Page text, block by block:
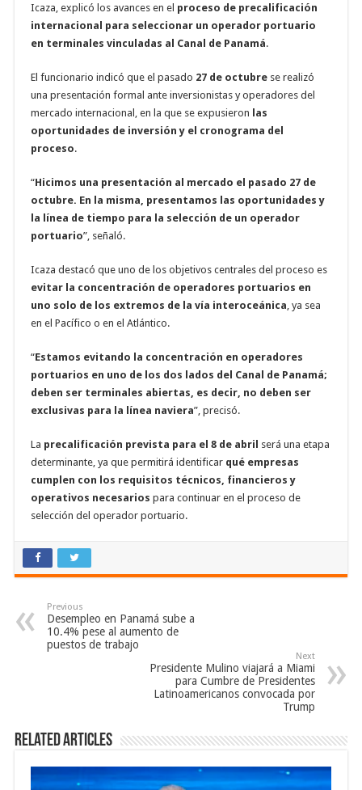
Icaza, explicó los avances en el proceso de precalificación
internacional para seleccionar un operador portuario
en terminales vinculadas al Canal de Panamá.
El funcionario indicó que el pasado 27 de octubre se realizó
una presentación formal ante inversionistas y operadores del
mercado internacional, en la que se expusieron las
oportunidades de inversión y el cronograma del
proceso.
“Hicimos una presentación al mercado el pasado 27 de
octubre. En la misma, presentamos las oportunidades y
la línea de tiempo para la selección de un operador
portuario”, señaló.
Icaza destacó que uno de los objetivos centrales del proceso es
evitar la concentración de operadores portuarios en
uno solo de los extremos de la vía interoceánica , ya sea
en el Pacífico o en el Atlántico.
“Estamos evitando la concentración en operadores
portuarios en uno de los dos lados del Canal de Panamá;
deben ser terminales abiertas, es decir, no deben ser
exclusivas para la línea naviera”, precisó.
La precalificación prevista para el 8 de abril será una etapa
determinante, ya que permitirá identificar qué empresas
cumplen con los requisitos técnicos, financieros y
operativos necesarios para continuar en el proceso de
selección del operador portuario.
Previous
Desempleo en Panamá sube a
10.4% pese al aumento de
puestos de trabajo
Next
Presidente Mulino viajará a Miami
para Cumbre de Presidentes
Latinoamericanos convocada por
Trump
Related Articles